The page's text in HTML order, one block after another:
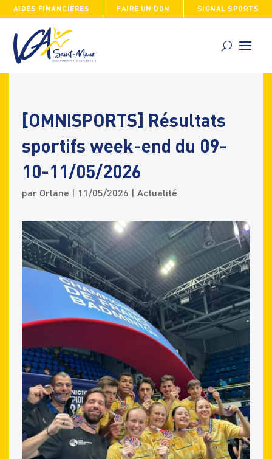
AIDES FINANCIÈRES FAIRE UN DON SIGNAL SPORTS
[OMNISPORTS] Résultats
sportifs week-end du 09-
10-11/05/2026
par Orlane 11/05/2026 Actualité